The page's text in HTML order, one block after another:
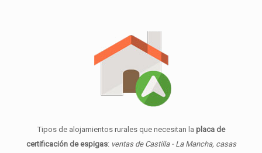
Tipos de alojamientos rurales que necesitan la placa de
certificación de espigas: ventas de Castilla - La Mancha, casas